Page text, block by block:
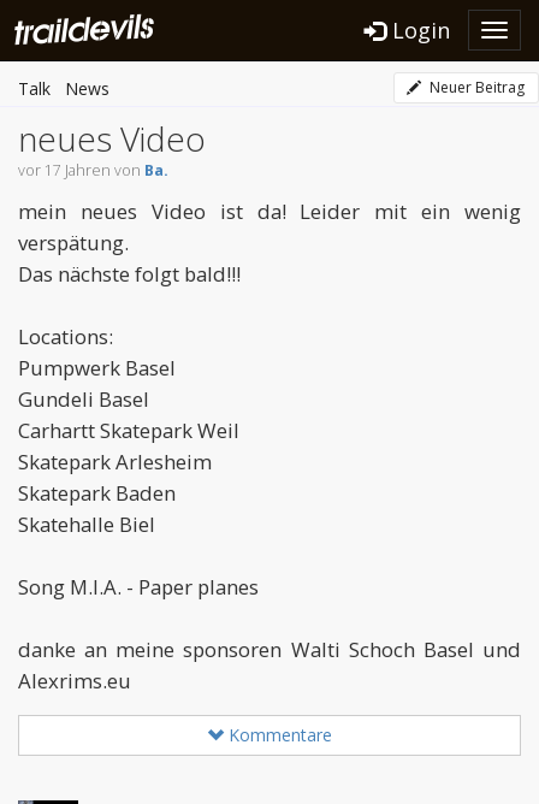
Login
Talk News Neuer Beitrag
neues Video
vor 17 Jahren von Ba.
mein neues Video ist da! Leider mit ein wenig
verspätung.
Das nächste folgt bald!!!
Locations:
Pumpwerk Basel
Gundeli Basel
Carhartt Skatepark Weil
Skatepark Arlesheim
Skatepark Baden
Skatehalle Biel
Song M.I.A. - Paper planes
danke an meine sponsoren Walti Schoch Basel und
Alexrims.eu
Kommentare